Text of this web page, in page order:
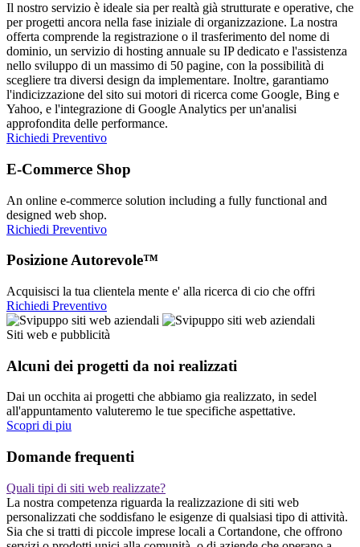
Il nostro servizio è ideale sia per realtà già strutturate e operative, che
per progetti ancora nella fase iniziale di organizzazione. La nostra
offerta comprende la registrazione o il trasferimento del nome di
dominio, un servizio di hosting annuale su IP dedicato e l'assistenza
nello sviluppo di un massimo di 50 pagine, con la possibilità di
scegliere tra diversi design da implementare. Inoltre, garantiamo
l'indicizzazione del sito sui motori di ricerca come Google, Bing e
Yahoo, e l'integrazione di Google Analytics per un'analisi
approfondita delle performance.
Richiedi Preventivo
E-Commerce Shop
An online e-commerce solution including a fully functional and
designed web shop.
Richiedi Preventivo
Posizione Autorevole™
Acquisisci la tua clientela mente e' alla ricerca di cio che offri
Richiedi Preventivo
Siti web e pubblicità
Alcuni dei progetti da noi realizzati
Dai un occhita ai progetti che abbiamo gia realizzato, in sedel
all'appuntamento valuteremo le tue specifiche aspettative.
Scopri di piu
Domande frequenti
Quali tipi di siti web realizzate?
La nostra competenza riguarda la realizzazione di siti web
personalizzati che soddisfano le esigenze di qualsiasi tipo di attività.
Sia che si tratti di piccole imprese locali a Cortandone, che offrono